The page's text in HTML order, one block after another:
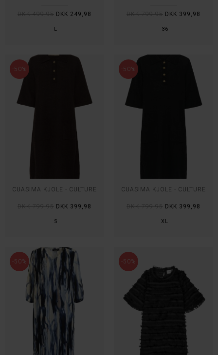
L
DKK 499,95 DKK 249,98
36
DKK 799,95 DKK 399,98
-50%
S
CUASIMA KJOLE - CULTURE
DKK 799,95 DKK 399,98
-50%
XL
CUASIMA KJOLE - CULTURE
DKK 799,95 DKK 399,98
-50% -50%